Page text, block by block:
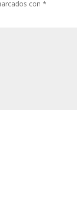
con*